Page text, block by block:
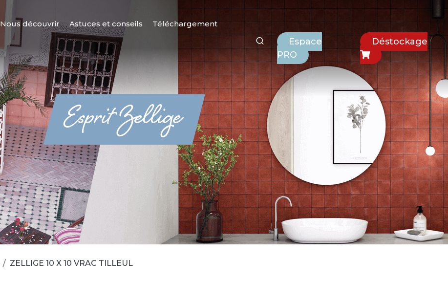
Nous découvrir Astuces et conseils Téléchargement
Espace
PRO
Déstockage
Esprit Zellige
ZELLIGE 10 X 10 VRAC TILLEUL